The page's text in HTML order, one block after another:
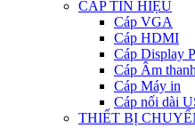
CÁP TÍN HIỆU
Cáp VGA
Cáp HDMI
Cáp Display
Cáp Âm thanh
Cáp Máy in
Cáp nối dài
THIẾT BỊ